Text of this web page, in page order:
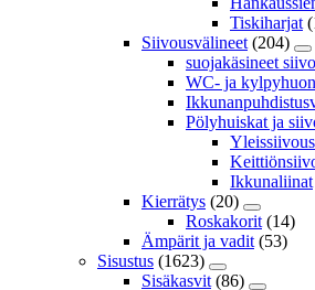
Tiskiharjat
Siivousvälineet (204)
suojakäsineet
WC- ja
Pölyhuiskat ja
Ikkunaliinat
Kierrätys (20)
Roskakorit (14)
Ämpärit ja vadit (53)
Sisustus (1623)
Sisäkasvit (86)